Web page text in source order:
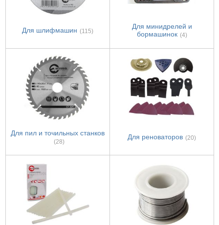
Для шлифмашин (115)
Для минидрелей и
бормашинок (4)
Для пил и точильных станков
(28)
Для реноваторов (20)